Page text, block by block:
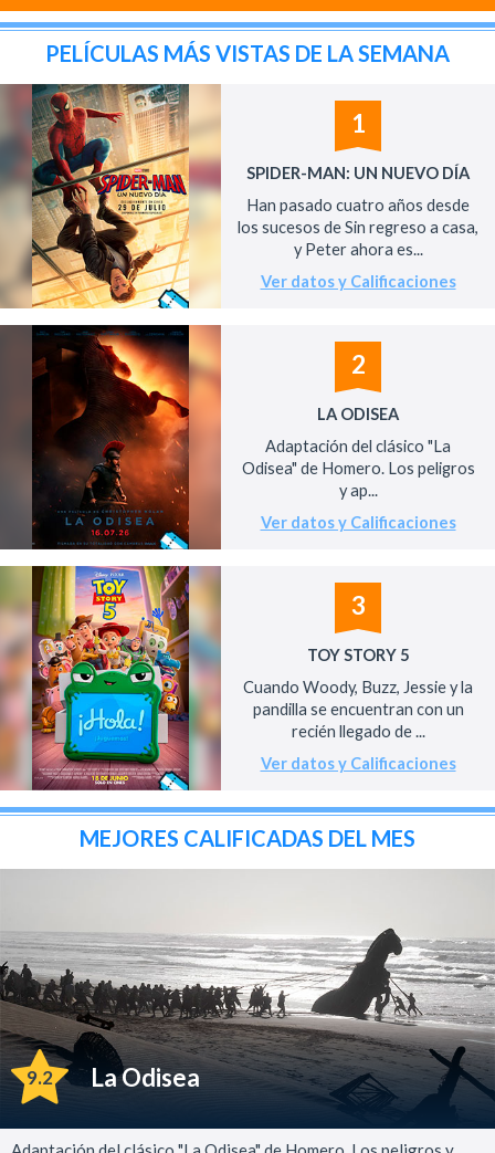
PELÍCULAS MÁS VISTAS DE LA SEMANA
1
SPIDER-MAN: UN NUEVO DÍA
Han pasado cuatro años desde
los sucesos de Sin regreso a casa,
y Peter ahora es...
Ver datos y Calificaciones
2
LA ODISEA
Adaptación del clásico "La
Odisea" de Homero. Los peligros
y ap...
Ver datos y Calificaciones
3
TOY STORY 5
Cuando Woody, Buzz, Jessie y la
pandilla se encuentran con un
recién llegado de ...
Ver datos y Calificaciones
MEJORES CALIFICADAS DEL MES
9.2 La Odisea